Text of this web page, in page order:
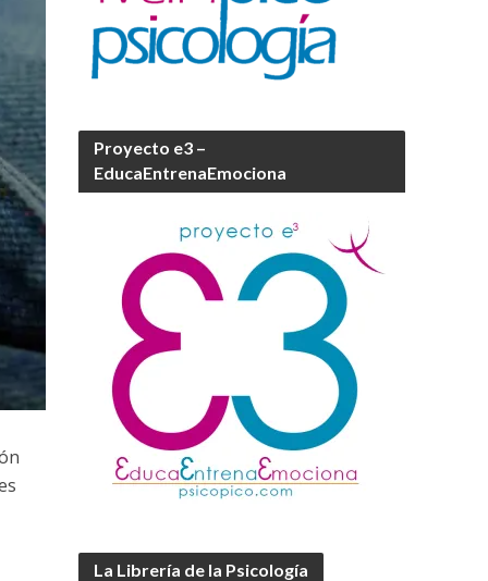
Proyecto e3 –
EducaEntrenaEmociona
La Librería de la Psicología